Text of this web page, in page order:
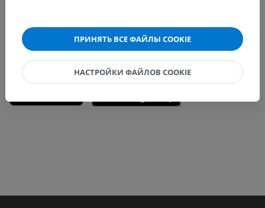
СКАЧАТЬ ПРИЛОЖЕНИЕ
ПРИНЯТЬ ВСЕ ФАЙЛЫ COOKIE
НАСТРОЙКИ ФАЙЛОВ COOKIE